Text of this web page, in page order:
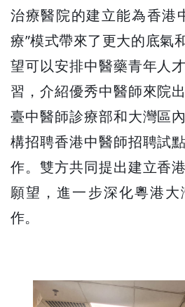
治療醫院的建立能為香港
療”模式帶來了更大的底氣
望可以安排中醫藥青年人
習，介紹優秀中醫師來院
臺中醫師診療部和大灣區
構招聘香港中醫師招聘試
作。雙方共同提出建立香
願望，進一步深化粵港
作。